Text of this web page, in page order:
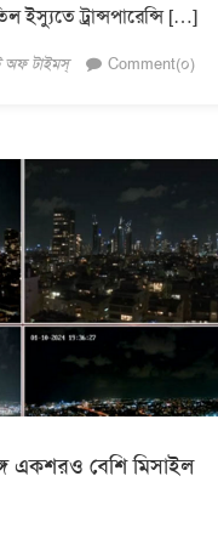
ইস্যুতে ট্রান্সপারেন্সি […]
অফ টাইমস্ Comment(০)
একশরও বেশি মিসাইল